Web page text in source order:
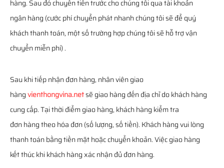
hàng. Sau đó chuyển tiền trước cho chúng tôi qua tài khoản
ngân hàng (cước phí chuyển phát nhanh chúng tôi sẽ để quý
khách thanh toán, một số trường hợp chúng tôi sẽ hỗ trợ vận
chuyển miễn phí) .
Sau khi tiếp nhận đơn hàng, nhân viên giao
hàngvienthongvina.netsẽ giao hàng đến địa chỉ do khách hàng
cung cấp. Tại thời điểm giao hàng, khách hàng kiểm tra
đơn hàng theo hóa đơn (số lượng, số tiền). Khách hàng vui lòng
thanh toán bằng tiền mặt hoặc chuyển khoản. Việc giao hàng
kết thúc khi khách hàng xác nhận đủ đơn hàng.